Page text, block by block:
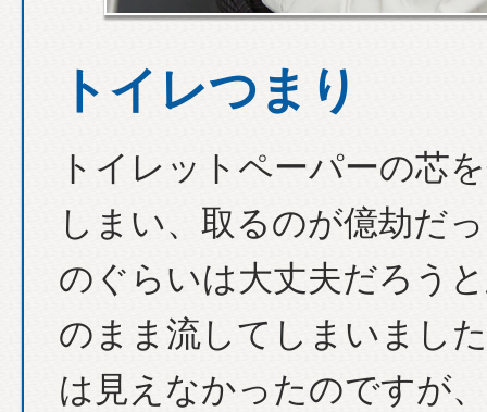
トイレつまり
トイレットペーパーの芯
しまい、取るのが億劫だ
のぐらいは大丈夫だろう
のまま流してしまいまし
は見えなかったのですが